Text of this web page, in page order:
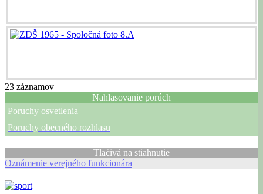
23 záznamov
Nahlasovanie porúch
Poruchy osvetlenia
Poruchy obecného rozhlasu
Tlačivá na stiahnutie
Oznámenie verejného funkcionára